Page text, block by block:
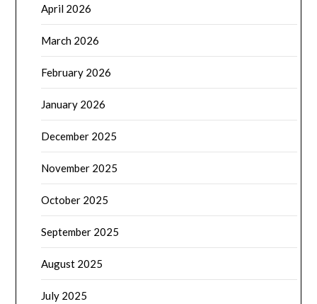
April 2026
March 2026
February 2026
January 2026
December 2025
November 2025
October 2025
September 2025
August 2025
July 2025